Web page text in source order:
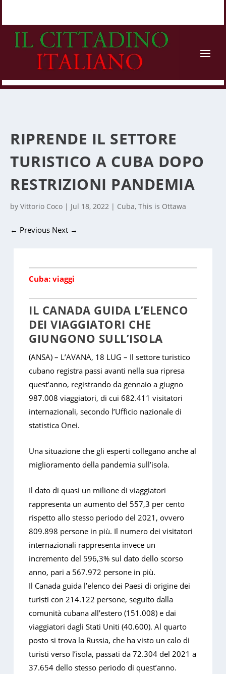
RIPRENDE IL SETTORE
TURISTICO A CUBA DOPO
RESTRIZIONI PANDEMIA
byVittorio Coco | Jul 18, 2022 | Cuba,This is Ottawa
← Previous Next →
Cuba: viaggi
IL CANADA GUIDA L’ELENCO
DEI VIAGGIATORI CHE
GIUNGONO SULL’ISOLA
(ANSA) – L’AVANA, 18 LUG – Il settore turistico
cubano registra passi avanti nella sua ripresa
quest’anno, registrando da gennaio a giugno
987.008 viaggiatori, di cui 682.411 visitatori
internazionali, secondo l’Ufficio nazionale di
statistica Onei.
Una situazione che gli esperti collegano anche al
miglioramento della pandemia sull’isola.
Il dato di quasi un milione di viaggiatori
rappresenta un aumento del 557,3 per cento
rispetto allo stesso periodo del 2021, ovvero
809.898 persone in più. Il numero dei visitatori
internazionali rappresenta invece un
incremento del 596,3% sul dato dello scorso
anno, pari a 567.972 persone in più.
Il Canada guida l’elenco dei Paesi di origine dei
turisti con 214.122 persone, seguito dalla
comunità cubana all’estero (151.008) e dai
viaggiatori dagli Stati Uniti (40.600). Al quarto
posto si trova la Russia, che ha visto un calo di
turisti verso l’isola, passati da 72.304 del 2021 a
37.654 dello stesso periodo di quest’anno.